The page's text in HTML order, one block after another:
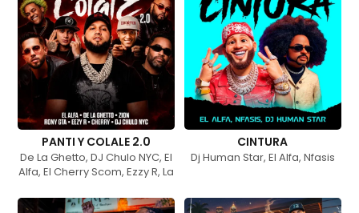
PANTI Y COLALE 2.0
De La Ghetto,DJ Chulo NYC,El
Alfa,El Cherry Scom,Ezzy R,La
CINTURA
Dj Human Star, El Alfa, Nfasis